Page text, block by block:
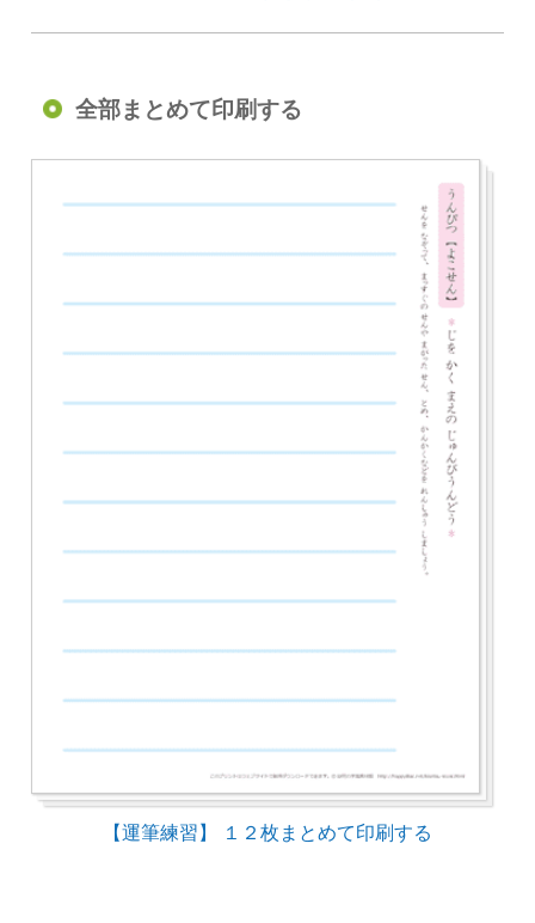
全部まとめて印刷する
【運筆練習】 １２枚まとめて印刷する